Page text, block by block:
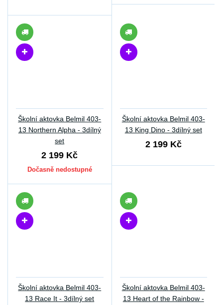
Školní aktovka Belmil 403-
13 Northern Alpha - 3dílný
set
2 199 Kč
Dočasně nedostupné
Školní aktovka Belmil 403-
13 King Dino - 3dílný set
2 199 Kč
Školní aktovka Belmil 403-
13 Race It - 3dílný set
Školní aktovka Belmil 403-
13 Heart of the Rainbow -